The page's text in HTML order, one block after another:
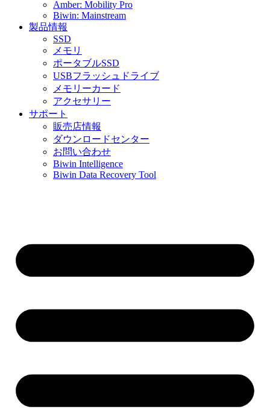
Amber: Mobility Pro
Biwin: Mainstream
製品情報
SSD
メモリ
ポータブルSSD
USBフラッシュドライブ
メモリーカード
アクセサリー
サポート
販売店情報
ダウンロードセンター
お問い合わせ
Biwin Intelligence
Biwin Data Recovery Tool